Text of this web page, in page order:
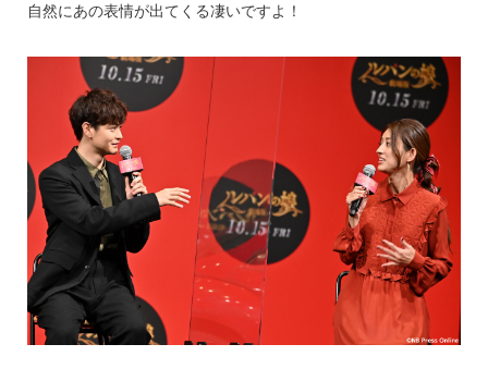
自然にあの表情が出てくる凄いですよ！